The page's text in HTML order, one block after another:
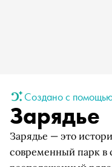
Создано с
Зарядье
Зарядье — это
современный парк